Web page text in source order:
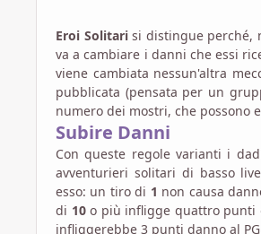
Eroi Solitarisi distingue perché,
va a cambiare i danni che essi
viene cambiata nessun'altra
pubblicata (pensata per un
numero dei mostri, che possono
Subire Danni
Con queste regole varianti i
avventurieri solitari di basso
esso: un tiro di 1 non causa
di 10o più infligge quattro punti
infliggerebbe 3 punti danno al